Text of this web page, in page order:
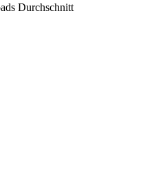
Durchschnitt